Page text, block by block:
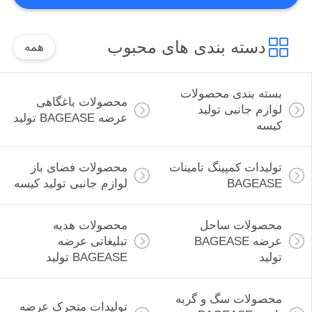
محصولات ورزشی،
لوازم، کیسه، تولید
کننده
محصولات سالن اسپا،
لوازم، تولیدی بِیج‌اِیس
12
دسته بندی های محبوب همه
بسته بندی محصولات
لوازم جانبی تولید
کیسه
محصولات باغگاهی
عرضه BAGEASE تولید
تولیدات کمپینگ تامینات
BAGEASE
محصولات فضای باز
لوازم جانبی تولید کیسه
محصولات ساحل
عرضه BAGEASE
تولید
محصولات هدیه
تبلیغاتی عرضه
BAGEASE تولید
محصولات سگ و گربه
تولیدات متحرک عرضه